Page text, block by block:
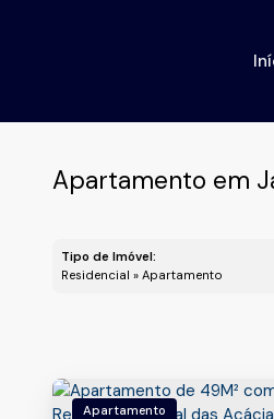
Apartamento em
Tipo de Imóvel:
Residencial » Apartamento
Apartamento